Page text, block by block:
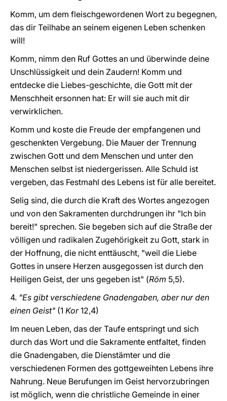
Komm, um dem fleischgewordenen Wort zu begegnen,
das dir Teilhabe an seinem eigenen Leben schenken
will!
Komm, nimm den Ruf Gottes an und überwinde deine
Unschlüssigkeit und dein Zaudern! Komm und
entdecke die Liebes-geschichte, die Gott mit der
Menschheit ersonnen hat: Er will sie auch mit dir
verwirklichen.
Komm und koste die Freude der empfangenen und
geschenkten Vergebung. Die Mauer der Trennung
zwischen Gott und dem Menschen und unter den
Menschen selbst ist niedergerissen. Alle Schuld ist
vergeben, das Festmahl des Lebens ist für alle bereitet.
Selig sind, die durch die Kraft des Wortes angezogen
und von den Sakramenten durchdrungen ihr "Ich bin
bereit!" sprechen. Sie begeben sich auf die Straße der
völligen und radikalen Zugehörigkeit zu Gott, stark in
der Hoffnung, die nicht enttäuscht, "weil die Liebe
Gottes in unsere Herzen ausgegossen ist durch den
Heiligen Geist, der uns gegeben ist" (Röm 5,5).
4. "Es gibt verschiedene Gnadengaben, aber nur den
einen Geist" (1 Kor12,4)
Im neuen Leben, das der Taufe entspringt und sich
durch das Wort und die Sakramente entfaltet, finden
die Gnadengaben, die Dienstämter und die
verschiedenen Formen des gottgeweihten Lebens ihre
Nahrung. Neue Berufungen im Geist hervorzubringen
ist möglich, wenn die christliche Gemeinde in einer